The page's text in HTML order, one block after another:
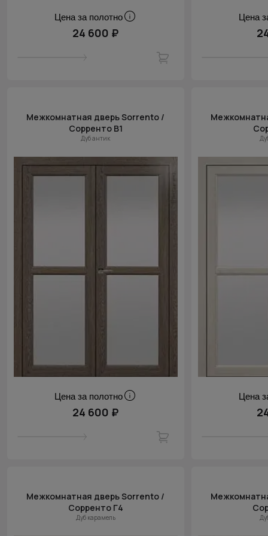
Цена за полотно
24 600 ₽
Цена
Межкомнатная дверь Sorrento /
Сорренто В1
Дуб антик
Цена за полотно
24 600 ₽
Цена
Межкомнатная дверь Sorrento /
Сорренто Г4
Дуб карамель